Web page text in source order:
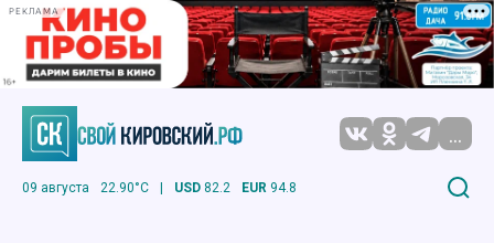
РЕКЛАМА
...
09 августа 22.90°C | USD 82.2 EUR 94.8